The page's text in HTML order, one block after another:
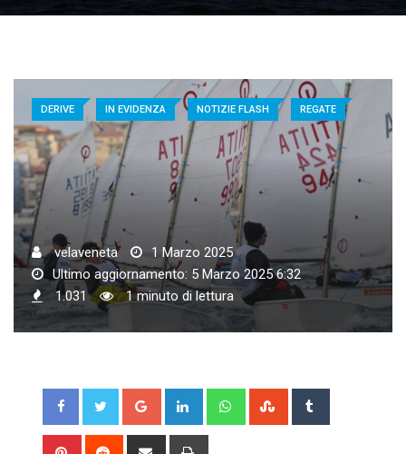
DERIVE IN EVIDENZA NOTIZIE FLASH REGATE
velaveneta
1 Marzo 2025
Ultimo aggiornamento: 5 Marzo 2025 6:32
1.031
1 minuto di lettura
Google+ LinkedIn WhatsappStumbleUpon
Pinterest Reddit
Share